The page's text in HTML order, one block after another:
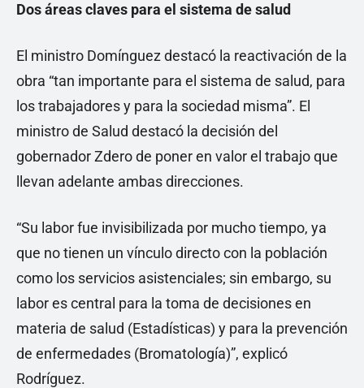
Dos áreas claves para el sistema de salud
El ministro Domínguez destacó la reactivación de la
obra “tan importante para el sistema de salud, para
los trabajadores y para la sociedad misma”. El
ministro de Salud destacó la decisión del
gobernador Zdero de poner en valor el trabajo que
llevan adelante ambas direcciones.
“Su labor fue invisibilizada por mucho tiempo, ya
que no tienen un vínculo directo con la población
como los servicios asistenciales; sin embargo, su
labor es central para la toma de decisiones en
materia de salud (Estadísticas) y para la prevención
de enfermedades (Bromatología)”, explicó
Rodríguez.